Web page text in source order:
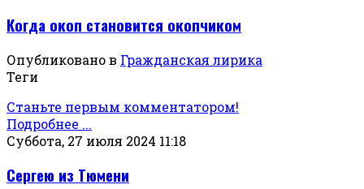
Когда окоп становится окопчиком
Опубликовано в Гражданская лирика
Теги
Станьте первым комментатором!
Подробнее ...
Суббота, 27 июля 2024 11:18
Сергею из Тюмени